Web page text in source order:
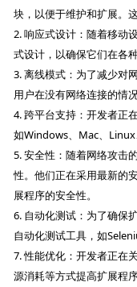
块，以便于维护和扩展。
2. 响应式设计：随着移动
式设计，以确保它们在各
3. 离线模式：为了减少对
用户在没有网络连接的情
4. 跨平台支持：开发者正
如Windows、Mac、Linux
5. 安全性：随着网络攻击
性。他们正在采用最新的
展程序的安全性。
6. 自动化测试：为了确保
自动化测试工具，如
7. 性能优化：开发者正在
源消耗等方式提高扩展程